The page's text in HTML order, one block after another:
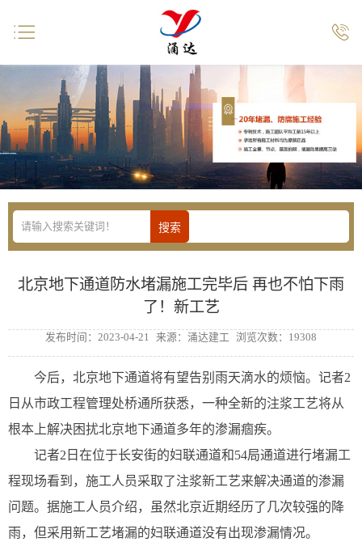
北京地下通道防水堵漏施工完毕后 再也不怕下雨
了！新工艺
发布时间：2023-04-21 来源：涌达建工 浏览次数：19308
今后，北京地下通道将有望告别雨天滴水的烦恼。记者2
日从市政工程管理处桥通所获悉，一种全新的注浆工艺将从
根本上解决困扰北京地下通道多年的渗漏痼疾。
记者2日在位于长安街的妇联通道和54局通道进行堵漏工
程现场看到，施工人员采取了注浆新工艺来解决通道的渗漏
问题。据施工人员介绍，虽然北京近期经历了几次较强的降
雨，但采用新工艺堵漏的妇联通道没有出现渗漏情况。
 